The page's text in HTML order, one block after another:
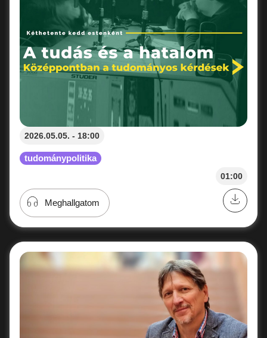
2026.05.05. - 18:00
tudománypolitika
01:00
Meghallgatom